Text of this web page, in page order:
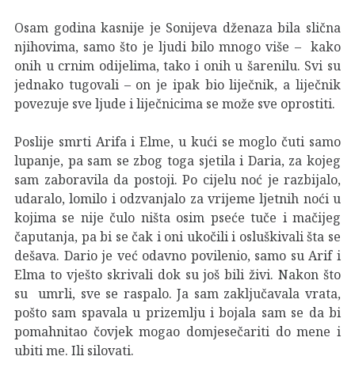
Osam godina kasnije je Sonijeva dženaza bila slična
njihovima, samo što je ljudi bilo mnogo više – kako
onih u crnim odijelima, tako i onih u šarenilu. Svi su
jednako tugovali – on je ipak bio liječnik, a liječnik
povezuje sve ljude i liječnicima se može sve oprostiti.
Poslije smrti Arifa i Elme, u kući se moglo čuti samo
lupanje, pa sam se zbog toga sjetila i Daria, za kojeg
sam zaboravila da postoji. Po cijelu noć je razbijalo,
udaralo, lomilo i odzvanjalo za vrijeme ljetnih noći u
kojima se nije čulo ništa osim pseće tuče i mačijeg
čaputanja, pa bi se čak i oni ukočili i osluškivali šta se
dešava. Dario je već odavno povilenio, samo su Arif i
Elma to vješto skrivali dok su još bili živi. Nakon što
su umrli, sve se raspalo. Ja sam zaključavala vrata,
pošto sam spavala u prizemlju i bojala sam se da bi
pomahnitao čovjek mogao domjesečariti do mene i
ubiti me. Ili silovati.